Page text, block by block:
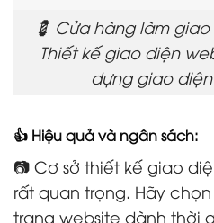
💈 Cửa hàng làm
Thiết kế giao diện
dựng giao
👍 Hiệu quả và ngân sách:
📷 Cơ sở thiết kế giao
rất quan trọng. Hãy
trang website dành thời